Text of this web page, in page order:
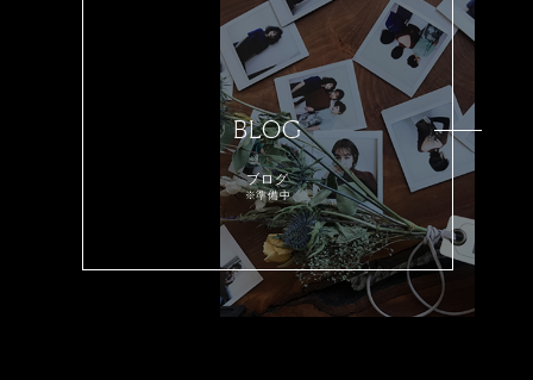
BLOG
ブログ
※準備中